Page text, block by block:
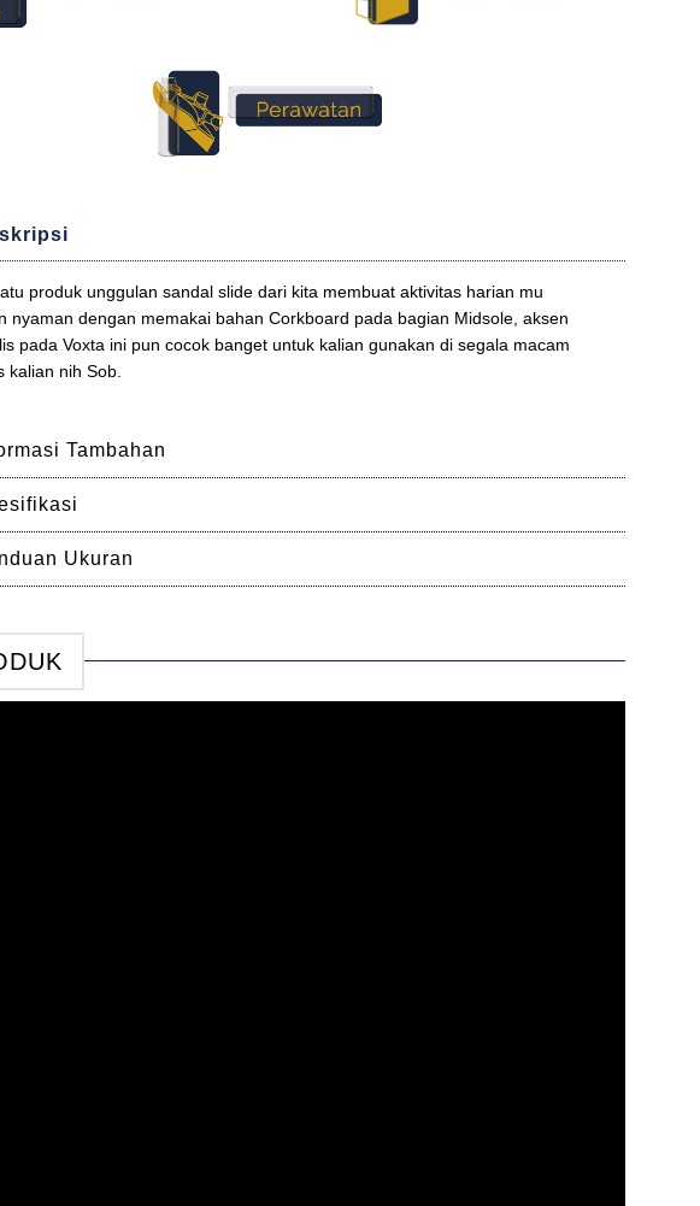
produk unggulan sandal slide dari kita membuat aktivitas harian mu
nyaman dengan memakai bahan Corkboard pada bagian Midsole, aksen
pada Voxta ini pun cocok banget untuk kalian gunakan di segala macam
kalian nih Sob.
Tambahan
Ukuran